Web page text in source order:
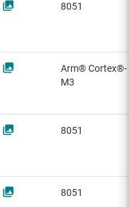
8051
Arm® Cortex®-
M3
8051
8051